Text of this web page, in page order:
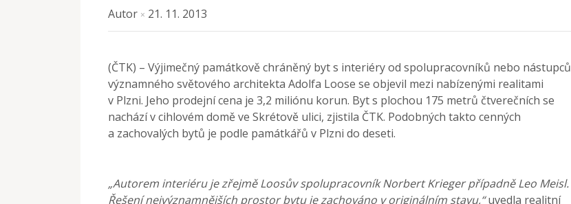
Autor × 21. 11. 2013
(ČTK) – Výjimečný památkově chráněný byt s interiéry od spolupracovníků nebo nástupců
významného světového architekta Adolfa Loose se objevil mezi nabízenými realitami
v Plzni. Jeho prodejní cena je 3,2 miliónu korun. Byt s plochou 175 metrů čtverečních se
nachází v cihlovém domě ve Skrétově ulici, zjistila ČTK. Podobných takto cenných
a zachovalých bytů je podle památkářů v Plzni do deseti.
„Autorem interiéru je zřejmě Loosův spolupracovník Norbert Krieger případně Leo Meisl.
Řešení nejvýznamnějších prostor bytu je zachováno v originálním stavu,“uvedla realitní